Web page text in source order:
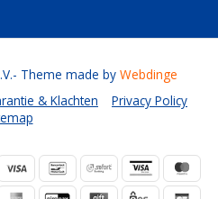
& Klachten
Privacy Policy
- Theme made by Webdinge